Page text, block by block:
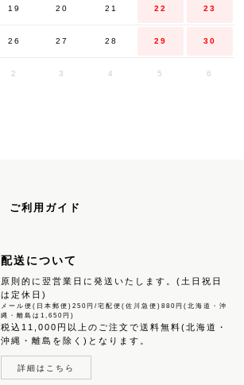
19 20 21 22 23
26 27 28 29 30
2 3 4 5 6
ご利用ガイド
配送について
原則的に翌営業日に発送いたします。(土日祝日
は定休日)
メール便(日本郵便)250円/宅配便(佐川急便)880円(北海道・沖
縄・離島は1,650円)
税込11,000円以上のご注文で送料無料(北海道・
沖縄・離島を除く)となります。
詳細はこちら